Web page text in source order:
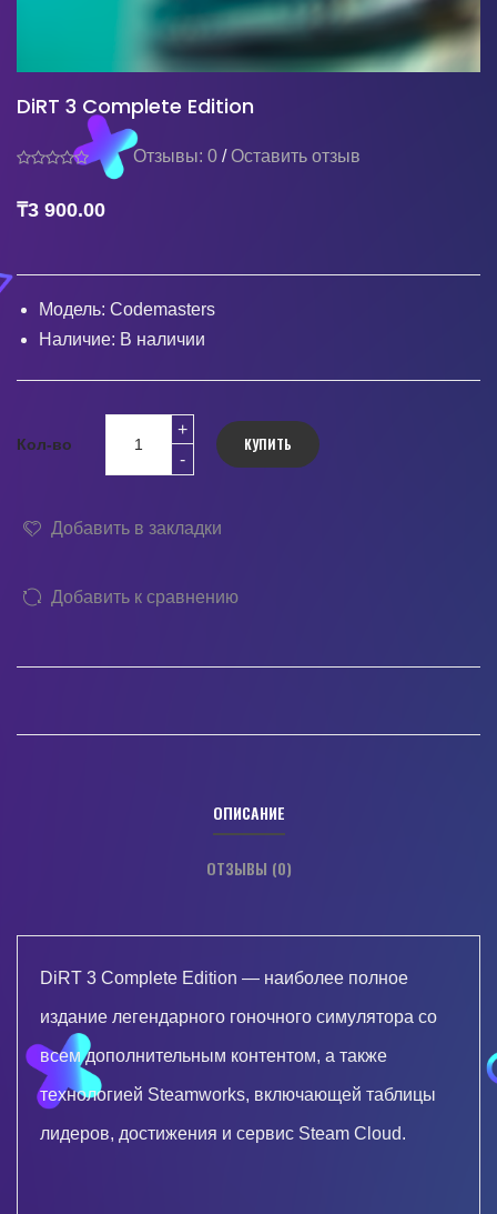
DiRT 3 Complete Edition
Отзывы: 0 /Оставить отзыв
₸3 900.00
Модель: Codemasters
Наличие: В наличии
Кол-во КУПИТЬ
Добавить в закладки
Добавить к сравнению
ОПИСАНИЕ
ОТЗЫВЫ (0)
DiRT 3 Complete Edition — наиболее полное
издание легендарного гоночного симулятора со
всем дополнительным контентом, а также
технологией Steamworks, включающей таблицы
лидеров, достижения и сервис Steam Cloud.